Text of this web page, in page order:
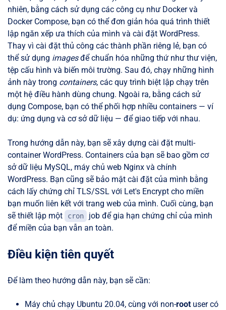
nhiên, bằng cách sử dụng các công cụ như Docker và
Docker Compose, bạn có thể đơn giản hóa quá trình thiết
lập ngăn xếp ưa thích của mình và cài đặt WordPress.
Thay vì cài đặt thủ công các thành phần riêng lẻ, bạn có
thể sử dụng imagesđể chuẩn hóa những thứ như thư viện,
tệp cấu hình và biến môi trường. Sau đó, chạy những hình
ảnh này trong containers, các quy trình biệt lập chạy trên
một hệ điều hành dùng chung. Ngoài ra, bằng cách sử
dụng Compose, bạn có thể phối hợp nhiều containers — ví
dụ: ứng dụng và cơ sở dữ liệu — để giao tiếp với nhau.
Trong hướng dẫn này, bạn sẽ xây dựng cài đặt multi-
container WordPress. Containers của bạn sẽ bao gồm cơ
sở dữ liệu MySQL, máy chủ web Nginx và chính
WordPress. Bạn cũng sẽ bảo mật cài đặt của mình bằng
cách lấy chứng chỉ TLS/SSL với Let's Encrypt cho miền
bạn muốn liên kết với trang web của mình. Cuối cùng, bạn
sẽ thiết lập một
cron
job để gia hạn chứng chỉ của mình
để miền của bạn vẫn an toàn.
Điều kiện tiên quyết
Để làm theo hướng dẫn này, bạn sẽ cần:
Máy chủ chạy Ubuntu 20.04, cùng với non-rootuser có